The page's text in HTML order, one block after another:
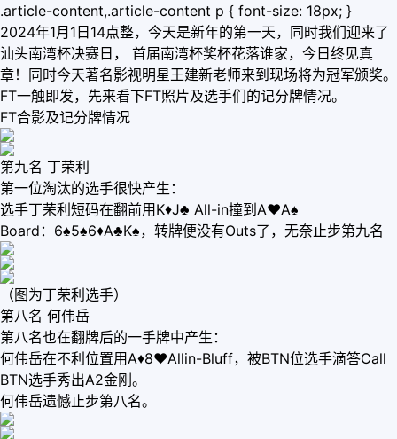
.article-content,.article-content p { font-size: 18px; }
2024年1月1日14点整，今天是新年的第一天，同时我们迎来了
汕头南湾杯决赛日， 首届南湾杯奖杯花落谁家，今日终见真
章！同时今天著名影视明星王建新老师来到现场将为冠军颁奖。
FT一触即发，先来看下FT照片及选手们的记分牌情况。
FT合影及记分牌情况
第九名 丁荣利
第一位淘汰的选手很快产生：
选手丁荣利短码在翻前用K♦J♣ All-in撞到A♥A♠
Board：6♠5♠6♦A♣K♠，转牌便没有Outs了，无奈止步第九名
（图为丁荣利选手）
第八名 何伟岳
第八名也在翻牌后的一手牌中产生：
何伟岳在不利位置用A♦8♥Allin-Bluff，被BTN位选手滴答Call
BTN选手秀出A2金刚。
何伟岳遗憾止步第八名。